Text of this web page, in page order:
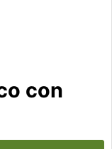
con